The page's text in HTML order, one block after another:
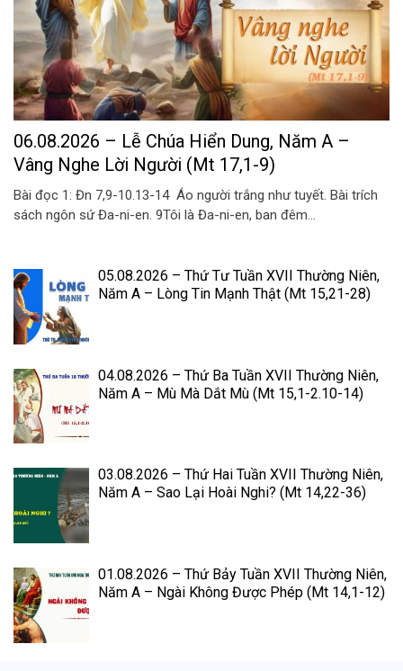
06.08.2026 – Lễ Chúa Hiển Dung, Năm A –
Vâng Nghe Lời Người (Mt 17,1-9)
Bài đọc 1: Đn 7,9-10.13-14 Áo người trắng như tuyết. Bài trích
sách ngôn sứ Đa-ni-en. 9Tôi là Đa-ni-en, ban đêm...
05.08.2026 – Thứ Tư Tuần XVII Thường Niên,
Năm A – Lòng Tin Mạnh Thật (Mt 15,21-28)
04.08.2026 – Thứ Ba Tuần XVII Thường Niên,
Năm A – Mù Mà Dắt Mù (Mt 15,1-2.10-14)
03.08.2026 – Thứ Hai Tuần XVII Thường Niên,
Năm A – Sao Lại Hoài Nghi? (Mt 14,22-36)
01.08.2026 – Thứ Bảy Tuần XVII Thường Niên,
Năm A – Ngài Không Được Phép (Mt 14,1-12)